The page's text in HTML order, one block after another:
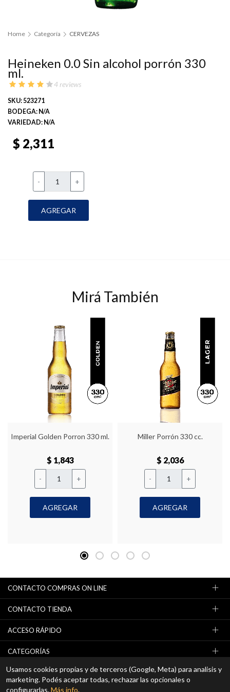
Home Categoría CERVEZAS
Heineken 0.0 Sin alcohol porrón 330
ml.
4 reviews
SKU: 523271
BODEGA: N/A
VARIEDAD: N/A
$ 2,311
- +
AGREGAR
Mirá También
Imperial Golden Porron 330 ml.
$ 1,843
- +
AGREGAR
Miller Porrón 330 cc.
$ 2,036
- +
AGREGAR
CONTACTO COMPRAS ON LINE
CONTACTO TIENDA
ACCESO RÁPIDO
CATEGORÍAS
NEWSLETTER (OFERTAS / PROMOCIONES)
Usamos cookies propias y de terceros (Google, Meta) para analisis y
marketing. Podés aceptar todas, rechazar las opcionales o
configurarlas.Más info.